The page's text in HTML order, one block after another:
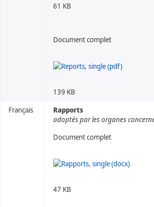
61 KB
Document complet
139 KB
Français
Rapports
adoptés par les organes
Document complet
47 KB